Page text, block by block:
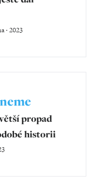
‧ 2023
propad
historii